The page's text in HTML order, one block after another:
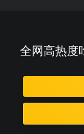
全网高热度